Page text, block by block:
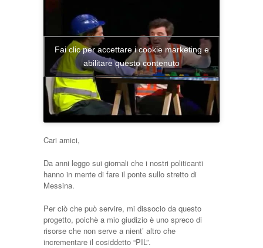
Fai clic per accettare i cookie marketing e
abilitare questo contenuto
Cari amici,
Da anni leggo sui giornali che i nostri politicanti
hanno in mente di fare il ponte sullo stretto di
Messina.
Per ciò che può servire, mi dissocio da questo
progetto, poichè a mio giudizio è uno spreco di
risorse che non serve a nient’ altro che
incrementare il cosiddetto “PIL”.